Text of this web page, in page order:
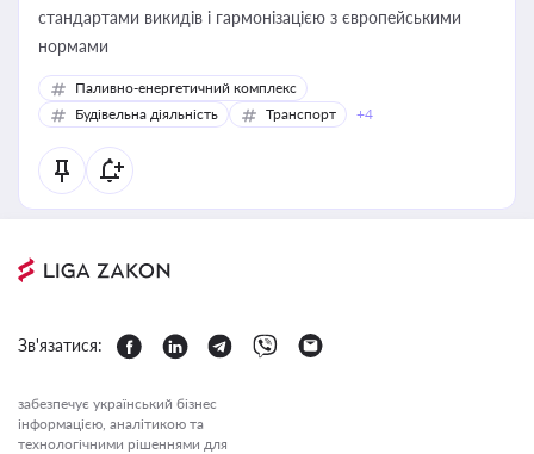
стандартами викидів і гармонізацією з європейськими
нормами
Паливно-енергетичний комплекс
Будівельна діяльність
Транспорт +4
Зв'язатися:
забезпечує український бізнес
інформацією, аналітикою та
технологічними рішеннями для